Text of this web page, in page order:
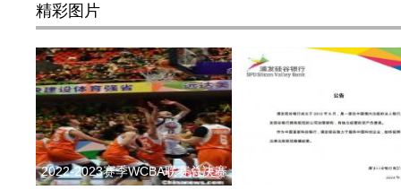
精彩图片
2022-2023赛季WCBA联赛总决赛 硅谷银行因资不抵债已